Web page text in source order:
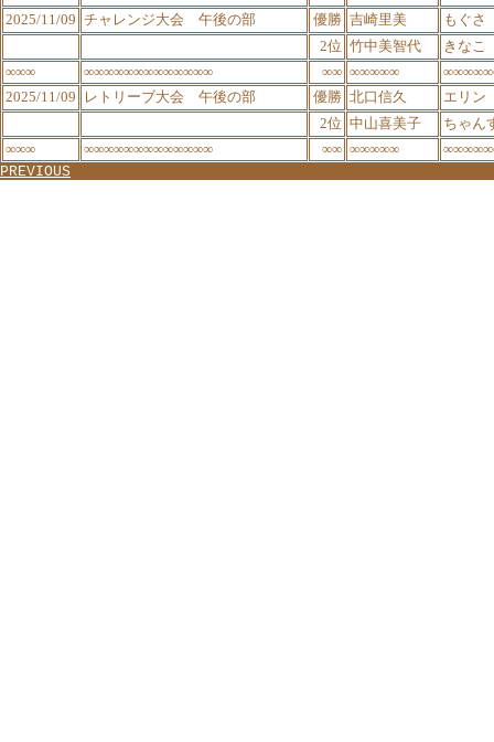
2025/11/09 チャレンジ大会 午後の部 優勝 吉崎里美
もぐさ
2位 竹中美智代
きなこ
∞∞∞
∞∞∞∞∞∞∞∞∞∞∞∞∞ ∞∞ ∞∞∞∞∞
2025/11/09
レトリーブ大会 午後の部 優勝 北口信久
エリン
2位 中山喜美子
ちゃん
∞∞∞
∞∞∞∞∞∞∞∞∞∞∞∞∞ ∞∞ ∞∞∞∞∞
PREVIOUS